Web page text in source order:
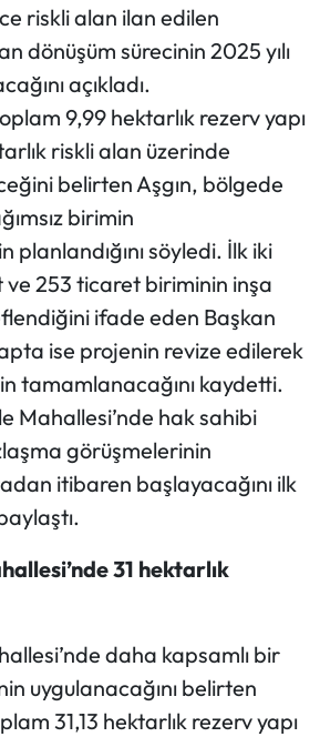
riskli alan ilan edilen
dönüşüm sürecinin 2025 yılı
açıkladı.
9,99 hektarlık rezerv yapı
riskli alan üzerinde
belirten Aşgın, bölgede
birimin
planlandığını söyledi. İlk iki
253 ticaret biriminin inşa
ifade eden Başkan
ise projenin revize edilerek
tamamlanacağını kaydetti.
Mahallesi’nde hak sahibi
görüşmelerinin
itibaren başlayacağını ilk
31 hektarlık
daha kapsamlı bir
uygulanacağını belirten
31,13 hektarlık rezerv yapı